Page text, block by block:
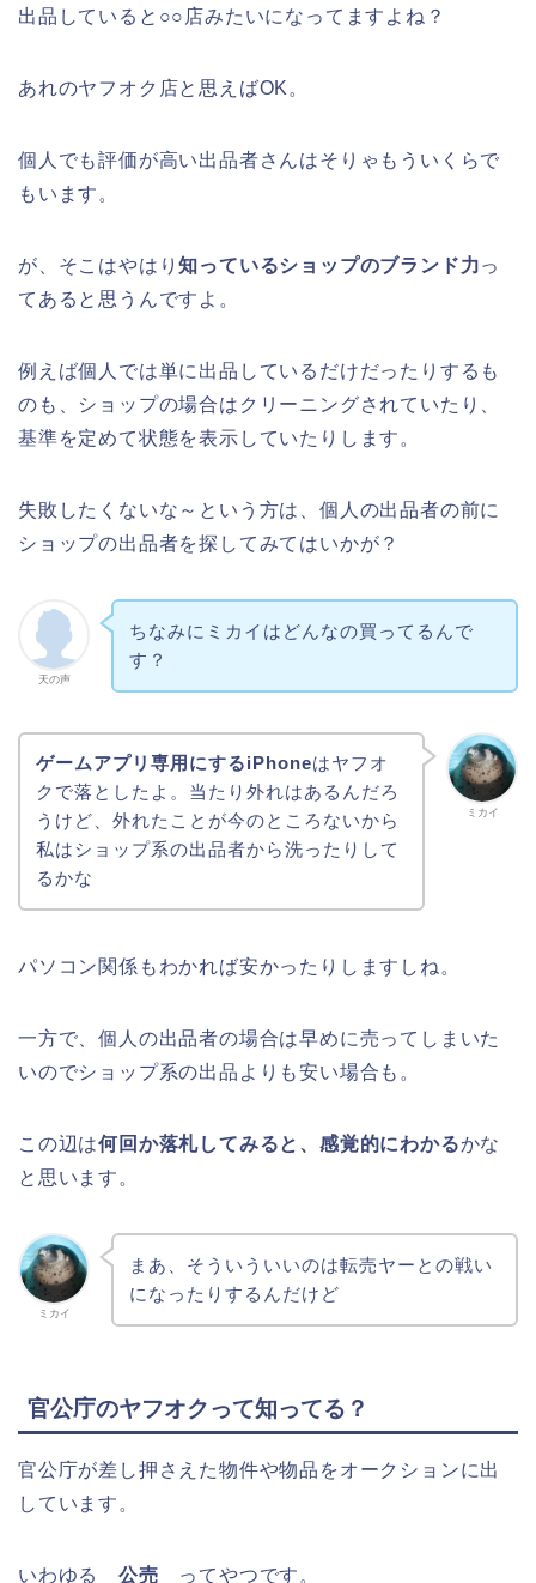
出品していると○○店みたいになってますよね？
あれのヤフオク店と思えばOK。
個人でも評価が高い出品者さんはそりゃもういくらで
もいます。
が、そこはやはり知っているショップのブランド力っ
てあると思うんですよ。
例えば個人では単に出品しているだけだったりするも
のも、ショップの場合はクリーニングされていたり、
基準を定めて状態を表示していたりします。
失敗したくないな～という方は、個人の出品者の前に
ショップの出品者を探してみてはいかが？
天の声
ちなみにミカイはどんなの買ってるんで
す？
ミカイ
ゲームアプリ専用にするiPhoneはヤフオ
クで落としたよ。当たり外れはあるんだろ
うけど、外れたことが今のところないから
私はショップ系の出品者から洗ったりして
るかな
パソコン関係もわかれば安かったりしますしね。
一方で、個人の出品者の場合は早めに売ってしまいた
いのでショップ系の出品よりも安い場合も。
この辺は何回か落札してみると、感覚的にわかるかな
と思います。
ミカイ
まあ、そういういいのは転売ヤーとの戦い
になったりするんだけど
官公庁のヤフオクって知ってる？
官公庁が差し押さえた物件や物品をオークションに出
しています。
いわゆる 公売 ってやつです。